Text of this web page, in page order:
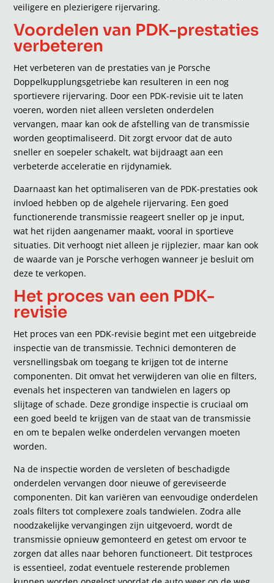
veiligere en plezierigere rijervaring.
Voordelen van PDK-prestaties
verbeteren
Het verbeteren van de prestaties van je Porsche
Doppelkupplungsgetriebe kan resulteren in een nog
sportievere rijervaring. Door een PDK-revisie uit te laten
voeren, worden niet alleen versleten onderdelen
vervangen, maar kan ook de afstelling van de transmissie
worden geoptimaliseerd. Dit zorgt ervoor dat de auto
sneller en soepeler schakelt, wat bijdraagt aan een
verbeterde acceleratie en rijdynamiek.
Daarnaast kan het optimaliseren van de PDK-prestaties ook
invloed hebben op de algehele rijervaring. Een goed
functionerende transmissie reageert sneller op je input,
wat het rijden aangenamer maakt, vooral in sportieve
situaties. Dit verhoogt niet alleen je rijplezier, maar kan ook
de waarde van je Porsche verhogen wanneer je besluit om
deze te verkopen.
Het proces van een PDK-
revisie
Het proces van een PDK-revisie begint met een uitgebreide
inspectie van de transmissie. Technici demonteren de
versnellingsbak om toegang te krijgen tot de interne
componenten. Dit omvat het verwijderen van olie en filters,
evenals het inspecteren van tandwielen en lagers op
slijtage of schade. Deze grondige inspectie is cruciaal om
een goed beeld te krijgen van de staat van de transmissie
en om te bepalen welke onderdelen vervangen moeten
worden.
Na de inspectie worden de versleten of beschadigde
onderdelen vervangen door nieuwe of gereviseerde
componenten. Dit kan variëren van eenvoudige onderdelen
zoals filters tot complexere zoals tandwielen. Zodra alle
noodzakelijke vervangingen zijn uitgevoerd, wordt de
transmissie opnieuw gemonteerd en getest om ervoor te
zorgen dat alles naar behoren functioneert. Dit testproces
is essentieel, zodat eventuele resterende problemen